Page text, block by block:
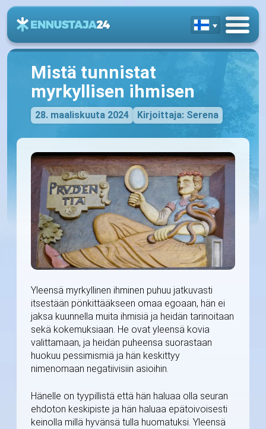
Mistä tunnistat
myrkyllisen ihmisen
28. maaliskuuta 2024 Kirjoittaja: Serena
Yleensä myrkyllinen ihminen puhuu jatkuvasti
itsestään pönkittääkseen omaa egoaan, hän ei
jaksa kuunnella muita ihmisiä ja heidän tarinoitaan
sekä kokemuksiaan. He ovat yleensä kovia
valittamaan, ja heidän puheensa suorastaan
huokuu pessimismiä ja hän keskittyy
nimenomaan negatiivisiin asioihin.
Hänelle on tyypillistä että hän haluaa olla seuran
ehdoton keskipiste ja hän haluaa epätoivoisesti
keinolla millä hyvänsä tulla huomatuksi. Yleensä